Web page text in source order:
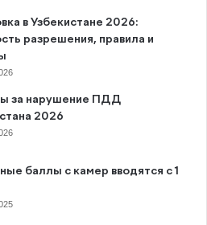
в Узбекистане 2026:
разрешения, правила и
за нарушение ПДД
2026
баллы с камер вводятся с 1